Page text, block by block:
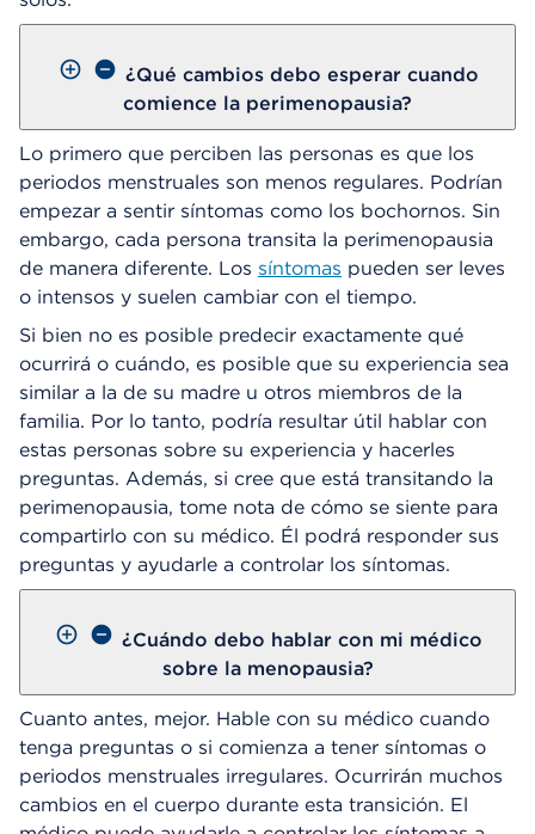
¿Qué cambios debo esperar cuando
comience la perimenopausia?
Lo primero que perciben las personas es que los
periodos menstruales son menos regulares. Podrían
empezar a sentir síntomas como los bochornos. Sin
embargo, cada persona transita la perimenopausia
de manera diferente. Los síntomas pueden ser leves
o intensos y suelen cambiar con el tiempo.
Si bien no es posible predecir exactamente qué
ocurrirá o cuándo, es posible que su experiencia sea
similar a la de su madre u otros miembros de la
familia. Por lo tanto, podría resultar útil hablar con
estas personas sobre su experiencia y hacerles
preguntas. Además, si cree que está transitando la
perimenopausia, tome nota de cómo se siente para
compartirlo con su médico. Él podrá responder sus
preguntas y ayudarle a controlar los síntomas.
¿Cuándo debo hablar con mi médico
sobre la menopausia?
Cuanto antes, mejor. Hable con su médico cuando
tenga preguntas o si comienza a tener síntomas o
periodos menstruales irregulares. Ocurrirán muchos
cambios en el cuerpo durante esta transición. El